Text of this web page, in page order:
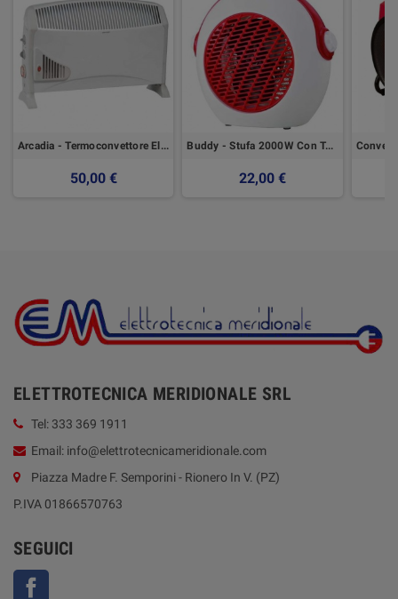
Arcadia - Termoconvettore Elettrico Ventialto Con Timer - CFG
50,00 €
Buddy - Stufa 2000W Con Termostato - CFG
22,00 €
ELETTROTECNICA MERIDIONALE SRL
Tel: 333 369 1911
Email: info@elettrotecnicameridionale.com
Piazza Madre F. Semporini - Rionero In V. (PZ)
P.IVA 01866570763
SEGUICI